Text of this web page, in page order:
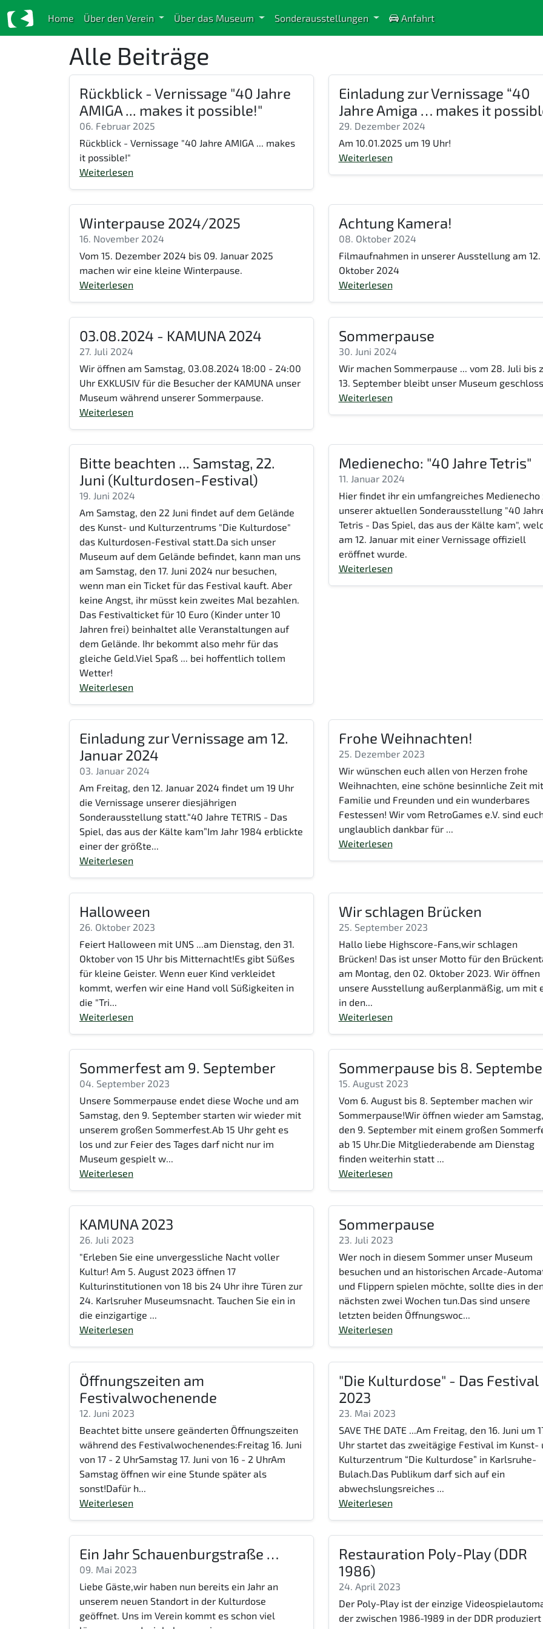
Home Über den Verein Über das Museum Sonderausstellungen Anfahrt
Alle Beiträge
Rückblick - Vernissage "40 Jahre
AMIGA ... makes it possible!"
06. Februar 2025
Rückblick - Vernissage "40 Jahre AMIGA ... makes
it possible!"
Weiterlesen
Einladung zur Vernissage “40
Jahre Amiga … makes it
29. Dezember 2024
Am 10.01.2025 um 19 Uhr!
Weiterlesen
Winterpause 2024/2025
16. November 2024
Vom 15. Dezember 2024 bis 09. Januar 2025
machen wir eine kleine Winterpause.
Weiterlesen
Achtung Kamera!
08. Oktober 2024
Filmaufnahmen in unserer Ausstellung am 12.
Oktober 2024
Weiterlesen
03.08.2024 - KAMUNA 2024
27. Juli 2024
Wir öffnen am Samstag, 03.08.2024 18:00 - 24:00
Uhr EXKLUSIV für die Besucher der KAMUNA unser
Museum während unserer Sommerpause.
Weiterlesen
Sommerpause
30. Juni 2024
Wir machen Sommerpause ... vom 28. Juli bis
13. September bleibt unser Museum
Weiterlesen
Bitte beachten ... Samstag, 22.
Juni (Kulturdosen-Festival)
19. Juni 2024
Am Samstag, den 22 Juni findet auf dem Gelände
des Kunst- und Kulturzentrums "Die Kulturdose"
das Kulturdosen-Festival statt.Da sich unser
Museum auf dem Gelände befindet, kann man uns
am Samstag, den 17. Juni 2024 nur besuchen,
wenn man ein Ticket für das Festival kauft. Aber
keine Angst, ihr müsst kein zweites Mal bezahlen.
Das Festivalticket für 10 Euro (Kinder unter 10
Jahren frei) beinhaltet alle Veranstaltungen auf
dem Gelände. Ihr bekommt also mehr für das
gleiche Geld.Viel Spaß ... bei hoffentlich tollem
Wetter!
Weiterlesen
Medienecho: "40 Jahre Tetris"
11. Januar 2024
Hier findet ihr ein umfangreiches Medienecho
unserer aktuellen Sonderausstellung "40
Tetris - Das Spiel, das aus der Kälte kam",
am 12. Januar mit einer Vernissage offiziell
eröffnet wurde.
Weiterlesen
Einladung zur Vernissage am 12.
Januar 2024
03. Januar 2024
Am Freitag, den 12. Januar 2024 findet um 19 Uhr
die Vernissage unserer diesjährigen
Sonderausstellung statt.“40 Jahre TETRIS - Das
Spiel, das aus der Kälte kam”Im Jahr 1984 erblickte
einer der größte...
Weiterlesen
Frohe Weihnachten!
25. Dezember 2023
Wir wünschen euch allen von Herzen frohe
Weihnachten, eine schöne besinnliche Zeit mit
Familie und Freunden und ein wunderbares
Festessen! Wir vom RetroGames e.V. sind
unglaublich dankbar für ...
Weiterlesen
Halloween
26. Oktober 2023
Feiert Halloween mit UNS ...am Dienstag, den 31.
Oktober von 15 Uhr bis Mitternacht!Es gibt Süßes
für kleine Geister. Wenn euer Kind verkleidet
kommt, werfen wir eine Hand voll Süßigkeiten in
die "Tri...
Weiterlesen
Wir schlagen Brücken
25. September 2023
Hallo liebe Highscore-Fans,wir schlagen
Brücken! Das ist unser Motto für den
am Montag, den 02. Oktober 2023. Wir öffnen
unsere Ausstellung außerplanmäßig, um mit
in den...
Weiterlesen
Sommerfest am 9. September
04. September 2023
Unsere Sommerpause endet diese Woche und am
Samstag, den 9. September starten wir wieder mit
unserem großen Sommerfest.Ab 15 Uhr geht es
los und zur Feier des Tages darf nicht nur im
Museum gespielt w...
Weiterlesen
Sommerpause bis 8.
15. August 2023
Vom 6. August bis 8. September machen wir
Sommerpause!Wir öffnen wieder am Samstag,
den 9. September mit einem großen
ab 15 Uhr.Die Mitgliederabende am Dienstag
finden weiterhin statt ...
Weiterlesen
KAMUNA 2023
26. Juli 2023
"Erleben Sie eine unvergessliche Nacht voller
Kultur! Am 5. August 2023 öffnen 17
Kulturinstitutionen von 18 bis 24 Uhr ihre Türen zur
24. Karlsruher Museumsnacht. Tauchen Sie ein in
die einzigartige ...
Weiterlesen
Sommerpause
23. Juli 2023
Wer noch in diesem Sommer unser Museum
besuchen und an historischen Arcade-
und Flippern spielen möchte, sollte dies in
nächsten zwei Wochen tun.Das sind unsere
letzten beiden Öffnungswoc...
Weiterlesen
Öffnungszeiten am
Festivalwochenende
12. Juni 2023
Beachtet bitte unsere geänderten Öffnungszeiten
während des Festivalwochenendes:Freitag 16. Juni
von 17 - 2 UhrSamstag 17. Juni von 16 - 2 UhrAm
Samstag öffnen wir eine Stunde später als
sonst!Dafür h...
Weiterlesen
"Die Kulturdose" - Das Festival
2023
23. Mai 2023
SAVE THE DATE ...Am Freitag, den 16. Juni um
Uhr startet das zweitägige Festival im Kunst-
Kulturzentrum “Die Kulturdose” in Karlsruhe-
Bulach.Das Publikum darf sich auf ein
abwechslungsreiches ...
Weiterlesen
Ein Jahr Schauenburgstraße …
09. Mai 2023
Liebe Gäste,wir haben nun bereits ein Jahr an
unserem neuen Standort in der Kulturdose
geöffnet. Uns im Verein kommt es schon viel
Restauration Poly-Play (DDR
1986)
24. April 2023
Der Poly-Play ist der einzige
der zwischen 1986-1989 in der DDR produziert